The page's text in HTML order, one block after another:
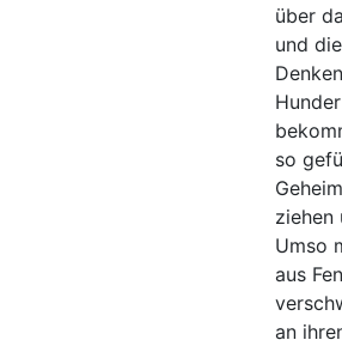
über
und
so
ziehen
Umso
aus
an